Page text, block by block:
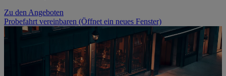
Zu den Angeboten
Probefahrt vereinbaren (Öffnet ein neues Fenster)